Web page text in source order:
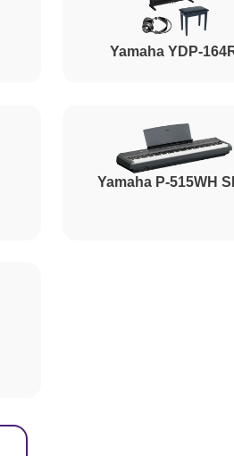
Yamaha YDP-
Yamaha P-515WH